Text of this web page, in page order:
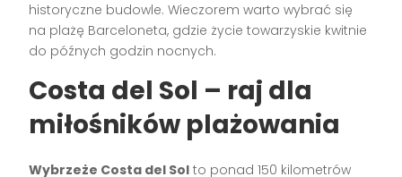
historyczne budowle. Wieczorem warto wybrać się
na plażę Barceloneta, gdzie życie towarzyskie kwitnie
do późnych godzin nocnych.
Costa del Sol – raj dla
miłośników plażowania
Wybrzeże Costa del Sol to ponad 150 kilometrów